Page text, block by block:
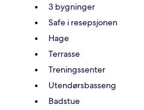
3 bygninger
Safe i resepsjonen
Hage
Terrasse
Treningssenter
Utendørsbasseng
Badstue